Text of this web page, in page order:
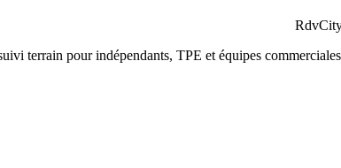
terrain pour indépendants, TPE et équipes